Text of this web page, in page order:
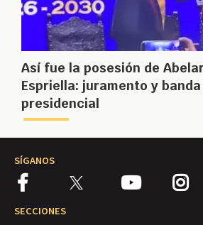
Así fue la posesión de
Espriella: juramento y banda
presidencial
SÍGANOS
SECCIONES